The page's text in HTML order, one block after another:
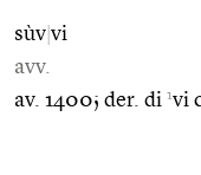
sùv vi
avv.
av. 1400; der. di 1vi